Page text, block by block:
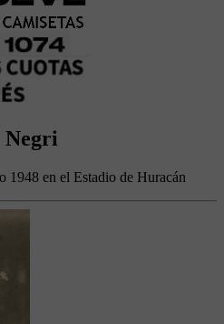
Negri
1948 en el Estadio de Huracán